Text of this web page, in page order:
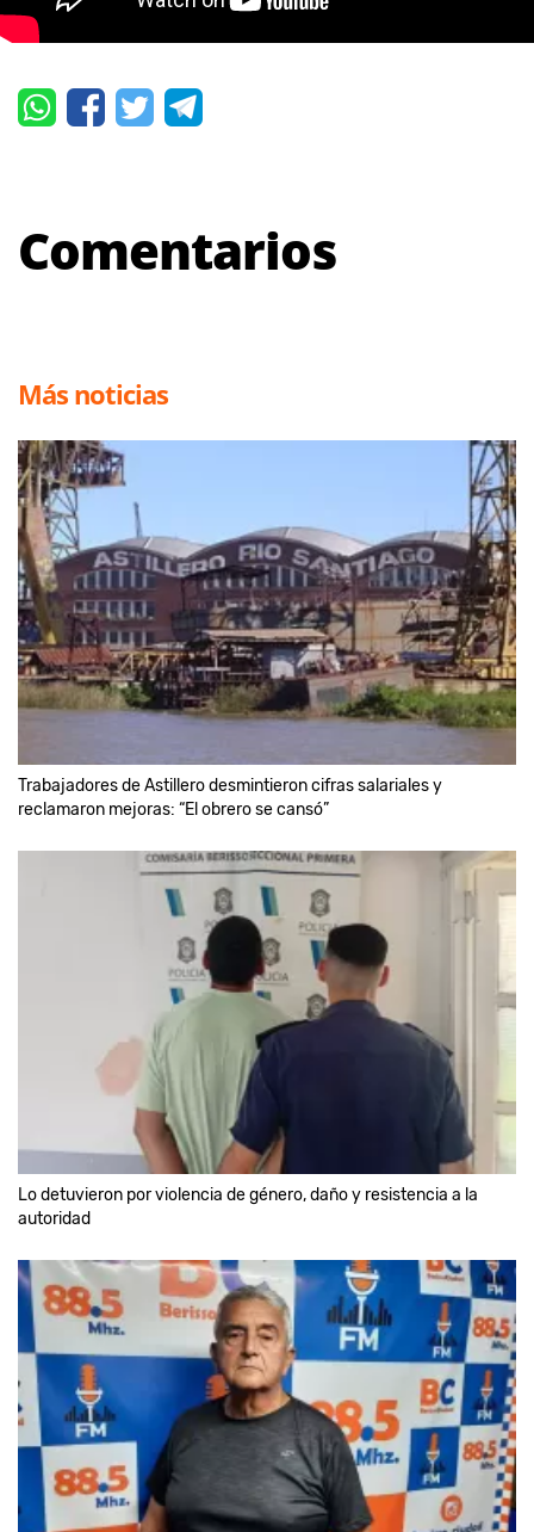
Comentarios
Más noticias
Trabajadores de Astillero desmintieron cifras salariales y
reclamaron mejoras: “El obrero se cansó”
Lo detuvieron por violencia de género, daño y resistencia a la
autoridad